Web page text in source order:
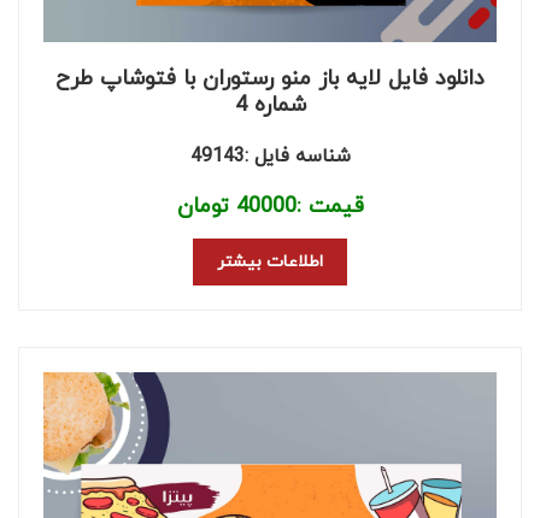
دانلود فایل لایه باز منو رستوران با فتوشاپ طرح
شماره 4
شناسه فایل :49143
قیمت :40000 تومان
اطلاعات بیشتر